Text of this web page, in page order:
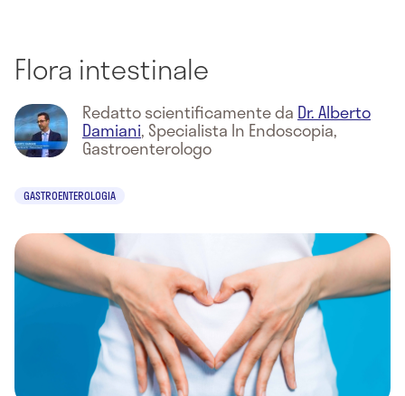
Flora intestinale
Redatto scientificamente da Dr. Alberto
Damiani, Specialista In Endoscopia,
Gastroenterologo
GASTROENTEROLOGIA